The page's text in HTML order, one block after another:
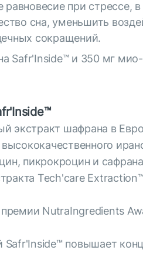
равновесие при
сна, уменьшить
сокращений.
Safr'Inside™ и 350 мг
экстракт шафрана в
пикрокроцин и
Tech'care
NutraIngredients
повышает